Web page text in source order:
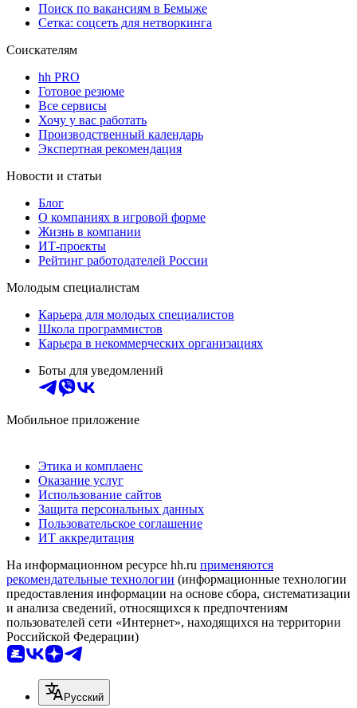
Поиск по вакансиям в Бемыже
Сетка: соцсеть для нетворкинга
Соискателям
hh PRO
Готовое резюме
Все сервисы
Хочу у вас работать
Производственный календарь
Экспертная рекомендация
Новости и статьи
Блог
О компаниях в игровой форме
Жизнь в компании
ИТ-проекты
Рейтинг работодателей России
Молодым специалистам
Карьера для молодых специалистов
Школа программистов
Карьера в некоммерческих организациях
Боты для уведомлений
Мобильное приложение
Этика и комплаенс
Оказание услуг
Использование сайтов
Защита персональных данных
Пользовательское соглашение
ИТ аккредитация
На информационном ресурсе hh.ru применяются
рекомендательные технологии (информационные технологии
предоставления информации на основе сбора, систематизации
и анализа сведений, относящихся к предпочтениям
пользователей сети «Интернет», находящихся на территории
Российской Федерации)
Русский